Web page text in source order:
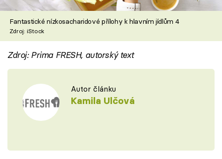
Fantastické nízkosacharidové přílohy k hlavním jídlům 4
Zdroj: iStock
Zdroj: Prima FRESH, autorský text
Autor článku
Kamila Ulčová